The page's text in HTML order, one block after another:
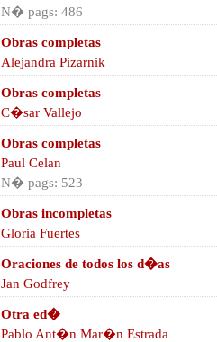
N� pags: 486
Obras completas
Alejandra Pizarnik
Obras completas
C�sar Vallejo
Obras completas
Paul Celan
N� pags: 523
Obras incompletas
Gloria Fuertes
Oraciones de todos los d�as
Jan Godfrey
Otra ed�
Pablo Ant�n Mar�n Estrada